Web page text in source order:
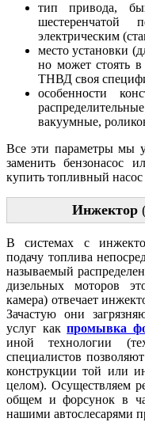
тип привода,
шестеренчатой
электрическим
место установки
но может стоять
ТНВД своя
особенности
вакуумные,
Все эти параметры мы
заменить бензонасос
купить топливный
Инжектор
В системах с
подачу топлива
называемый
дизельных моторов
камера) отвечает
Зачастую они
услуг какпромывка
иной технологии
специалистов
конструкции той или
целом). Осуществляем
общем и форсунок в
нашими автослесарями